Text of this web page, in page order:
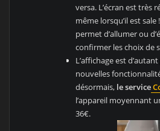
versa. L’écran est très
même lorsqu’il est
permet d’allumer ou
confirmer les choix de
L’affichage est
nouvelles
désormais, le service
l’appareil moyennant
36€.